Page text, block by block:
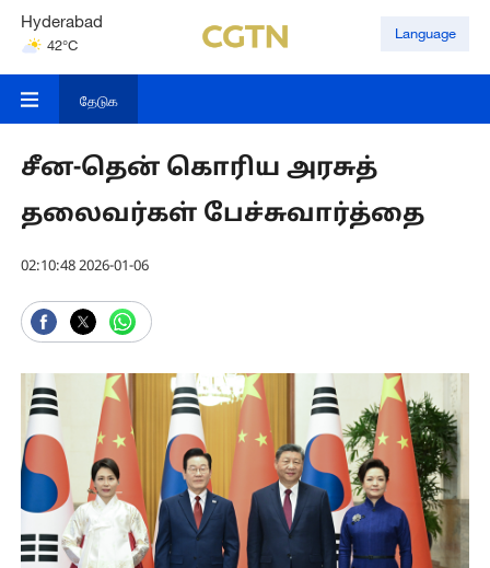
Hyderabad
42°C
Mumbai
Language
தேடுக
சீன-தென் கொரிய அரசுத்
தலைவர்கள் பேச்சுவார்த்தை
02:10:48 2026-01-06